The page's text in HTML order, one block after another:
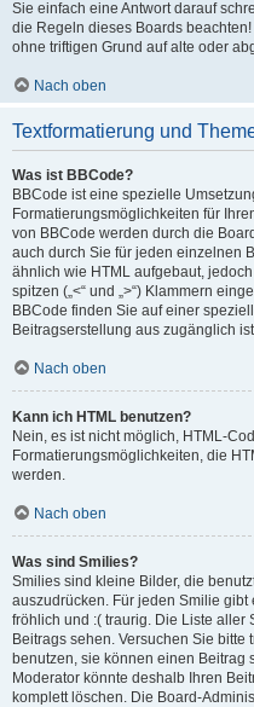
Sie einfach eine Antwort darauf
die Regeln dieses Boards
ohne triftigen Grund auf alte oder
Nach oben
Textformatierung und
Was ist BBCode?
BBCode ist eine spezielle
Formatierungsmöglichkeiten für
von BBCode werden durch die
auch durch Sie für jeden einzelnen
ähnlich wie HTML aufgebaut, jedoch
spitzen („<“ und „>“) Klammern
BBCode finden Sie auf einer
Beitragserstellung aus zugänglich
Nach oben
Kann ich HTML benutzen?
Nein, es ist nicht möglich, HTML-
Formatierungsmöglichkeiten, die
werden.
Nach oben
Was sind Smilies?
Smilies sind kleine Bilder, die
auszudrücken. Für jeden Smilie
fröhlich und :( traurig. Die Liste aller
Beitrags sehen. Versuchen Sie bitte
benutzen, sie können einen Beitrag
Moderator könnte deshalb Ihren
komplett löschen. Die Board-